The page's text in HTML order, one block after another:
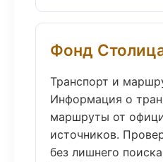
Фонд
Транспорт и
Информация о
маршруты от
источников.
без лишнего